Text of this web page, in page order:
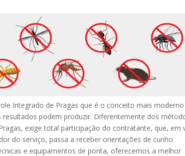
Integrado de Pragas que é o conceito mais moderno
podem produzir. Diferentemente dos
exige total participação do contratante, que, em
do serviço, passa a receber orientações de cunho
e equipamentos de ponta, oferecemos a melhor